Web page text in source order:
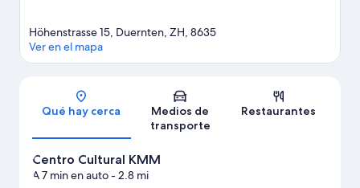
Sección del mapa
Höhenstrasse 15, Duernten, ZH, 8635
Ver en el mapa
Qué hay cerca
Medios de
transporte
Restaurantes
Centro Cultural KMM
A 7 min en auto- 2.8 mi